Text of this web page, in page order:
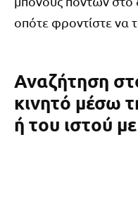
οπότε φροντίστε να
Αναζήτηση
κινητό μέσω
ή του ιστού